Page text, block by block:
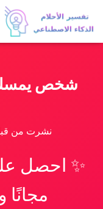
شخص
نشرت من
✨ احصل